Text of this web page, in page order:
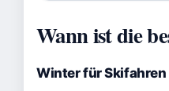
Wann ist die
Winter für Skifahren